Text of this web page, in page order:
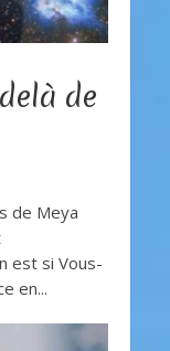
de
de Meya
est si Vous-
en...